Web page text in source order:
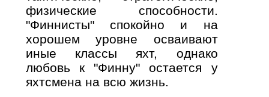
физические способности.
"Финнисты" спокойно и на
хорошем уровне осваивают
иные классы яхт, однако
любовь к "Финну" остается у
яхтсмена на всю жизнь.